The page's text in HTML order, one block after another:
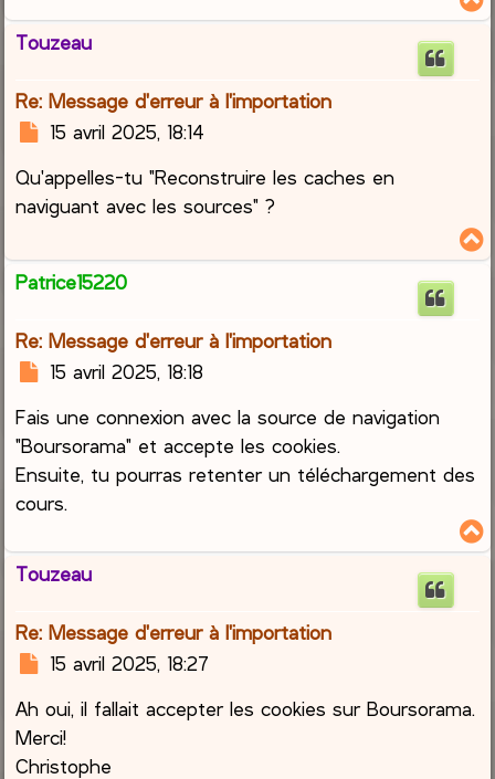
e
Touzeau
Re: Message d'erreur à l'importation
M
s
s
e
15 avril 2025, 18:14
Qu'appelles-tu "Reconstruire les caches en
naviguant avec les sources" ?
Patrice15220
Re: Message d'erreur à l'importation
M
s
s
a
e
15 avril 2025, 18:18
Fais une connexion avec la source de navigation
"Boursorama" et accepte les cookies.
Ensuite, tu pourras retenter un téléchargement des
cours.
Touzeau
Re: Message d'erreur à l'importation
M
s
s
a
15 avril 2025, 18:27
Ah oui, il fallait accepter les cookies sur Boursorama.
Merci!
Christophe